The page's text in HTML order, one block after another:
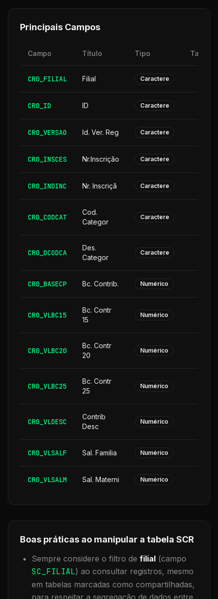
Principais Campos
Campo Título Tipo
CR0_FILIAL Filial Caractere
CR0_ID ID Caractere
CR0_VERSAO Id. Ver. Reg Caractere
CR0_INSCES Nr.Inscrição Caractere
CR0_INDINC Nr. Inscriçã Caractere
CR0_CODCAT
Cod.
Categor
Caractere
CR0_DCODCA
Des.
Categor
Caractere
CR0_BASECP Bc. Contrib. Numérico
CR0_VLBC15
Bc. Contr
15
Numérico
CR0_VLBC20
Bc. Contr
20
Numérico
CR0_VLBC25
Bc. Contr
25
Numérico
CR0_VLDESC
Contrib
Desc
Numérico
CR0_VLSALF Sal. Familia Numérico
CR0_VLSALM Sal. Materni Numérico
Boas práticas ao manipular a tabela SCR
Sempre considere o filtro de filial (campo
SC_FILIAL) ao consultar registros, mesmo
em tabelas marcadas como compartilhadas,
para respeitar a segregação de dados entre